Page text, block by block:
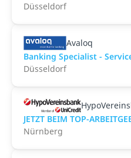
Düsseldorf
Avaloq
Banking Specialist -
Düsseldorf
JETZT BEIM TOP-
Nürnberg